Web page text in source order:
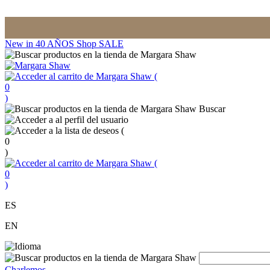
New in 40 AÑOS Shop SALE
(
0
)
Buscar
(
0
)
(
0
)
ES
EN